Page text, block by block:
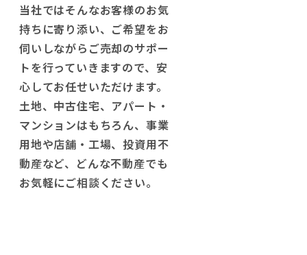
当社ではそんなお客様のお気
持ちに寄り添い、ご希望をお
伺いしながらご売却のサポー
トを行っていきますので、安
心してお任せいただけます。
土地、中古住宅、アパート・
マンションはもちろん、事業
用地や店舗・工場、投資用不
動産など、どんな不動産でも
お気軽にご相談ください。